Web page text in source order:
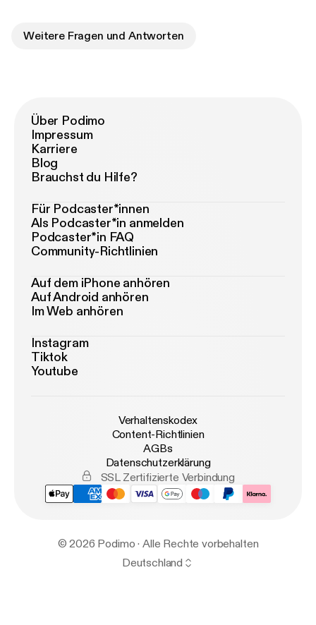
Weitere Fragen und Antworten
Über Podimo
Impressum
Karriere
Blog
Brauchst du Hilfe?
Für Podcaster*innen
Als Podcaster*in anmelden
Podcaster*in FAQ
Community-Richtlinien
Auf dem iPhone anhören
Auf Android anhören
Im Web anhören
Instagram
Tiktok
Youtube
Verhaltenskodex
Content-Richtlinien
AGBs
Datenschutzerklärung
SSL Zertifizierte Verbindung
© 2026 Podimo · Alle Rechte vorbehalten
Deutschland